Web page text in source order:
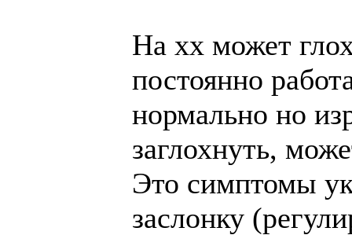
На хх может
постоянно
нормально но
заглохнуть,
Это симптомы
заслонку